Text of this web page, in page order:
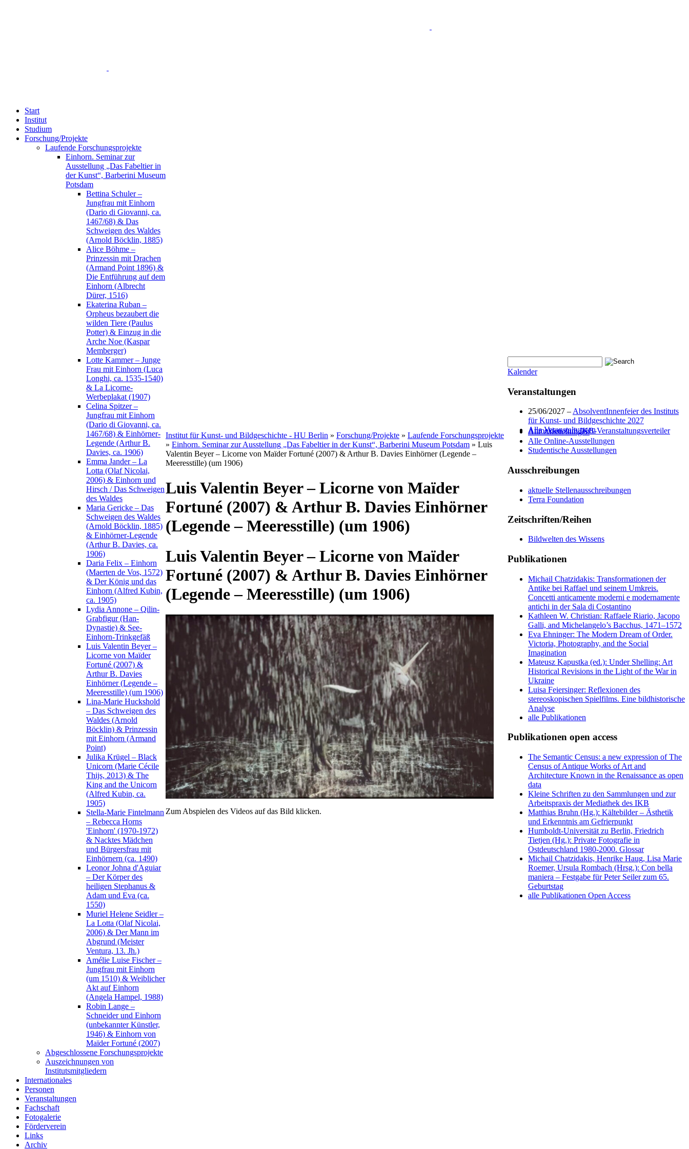
Start
Institut
Studium
Forschung/Projekte
Laufende Forschungsprojekte
Einhorn. Seminar zur
Ausstellung „Das Fabeltier in
der Kunst“, Barberini Museum
Potsdam
Bettina Schuler –
Jungfrau mit Einhorn
(Dario di Giovanni, ca.
1467/68) & Das
Schweigen des Waldes
(Arnold Böcklin, 1885)
Alice Böhme –
Prinzessin mit Drachen
(Armand Point 1896) &
Die Entführung auf dem
Einhorn (Albrecht
Dürer, 1516)
Ekaterina Ruban –
Orpheus bezaubert die
wilden Tiere (Paulus
Potter) & Einzug in die
Arche Noe (Kaspar
Memberger)
Lotte Kammer – Junge
Frau mit Einhorn (Luca
Longhi, ca. 1535-1540)
& La Licorne-
Werbeplakat (1907)
Celina Spitzer –
Jungfrau mit Einhorn
(Dario di Giovanni, ca.
1467/68) & Einhörner-
Legende (Arthur B.
Davies, ca. 1906)
Emma Jander – La
Lotta (Olaf Nicolai,
2006) & Einhorn und
Hirsch / Das Schweigen
des Waldes
Maria Gericke – Das
Schweigen des Waldes
(Arnold Böcklin, 1885)
& Einhörner-Legende
(Arthur B. Davies, ca.
1906)
Daria Felix – Einhorn
(Maerten de Vos, 1572)
& Der König und das
Einhorn (Alfred Kubin,
ca. 1905)
Lydia Annone – Qilin-
Grabfigur (Han-
Dynastie) & See-
Einhorn-Trinkgefäß
Luis Valentin Beyer –
Licorne von Maïder
Fortuné (2007) &
Arthur B. Davies
Einhörner (Legende –
Meeresstille) (um 1906)
Lina-Marie Huckshold
– Das Schweigen des
Waldes (Arnold
Böcklin) & Prinzessin
mit Einhorn (Armand
Point)
Julika Krügel – Black
Unicorn (Marie Cécile
Thijs, 2013) & The
King and the Unicorn
(Alfred Kubin, ca.
1905)
Stella-Marie Fintelmann
– Rebecca Horns
'Einhorn' (1970-1972)
& Nacktes Mädchen
und Bürgersfrau mit
Einhörnern (ca. 1490)
Leonor Johna d'Aguiar
– Der Körper des
heiligen Stephanus &
Adam und Eva (ca.
1550)
Muriel Helene Seidler –
La Lotta (Olaf Nicolai,
2006) & Der Mann im
Abgrund (Meister
Ventura, 13. Jh.)
Amélie Luise Fischer –
Jungfrau mit Einhorn
(um 1510) & Weiblicher
Akt auf Einhorn
(Angela Hampel, 1988)
Robin Lange –
Schneider und Einhorn
(unbekannter Künstler,
1946) & Einhorn von
Maïder Fortuné (2007)
Abgeschlossene Forschungsprojekte
Auszeichnungen von
Institutsmitgliedern
Internationales
Personen
Veranstaltungen
Fachschaft
Fotogalerie
Förderverein
Links
Archiv
Institut für Kunst- und Bildgeschichte - HU Berlin » Forschung/Projekte » Laufende Forschungsprojekte
» Einhorn. Seminar zur Ausstellung „Das Fabeltier in der Kunst“, Barberini Museum Potsdam » Luis
Valentin Beyer – Licorne von Maïder Fortuné (2007) & Arthur B. Davies Einhörner (Legende –
Meeresstille) (um 1906)
Luis Valentin Beyer – Licorne von Maïder
Fortuné (2007) & Arthur B. Davies Einhörner
(Legende – Meeresstille) (um 1906)
Luis Valentin Beyer – Licorne von Maïder
Fortuné (2007) & Arthur B. Davies Einhörner
(Legende – Meeresstille) (um 1906)
Zum Abspielen des Videos auf das Bild klicken.
Kalender
Veranstaltungen
25/06/2027 –AbsolventInnenfeier des Instituts
für Kunst- und Bildgeschichte 2027
Alle Veranstaltungen
Anmelden zum IKB-Veranstaltungsverteiler
Alle Ausstellungen
Alle Online-Ausstellungen
Studentische Ausstellungen
Ausschreibungen
aktuelle Stellenausschreibungen
Terra Foundation
Zeitschriften/Reihen
Bildwelten des Wissens
Publikationen
Michail Chatzidakis: Transformationen der
Antike bei Raffael und seinem Umkreis.
Concetti anticamente moderni e modernamente
antichi in der Sala di Costantino
Kathleen W. Christian: Raffaele Riario, Jacopo
Galli, and Michelangelo’s Bacchus, 1471–1572
Eva Ehninger: The Modern Dream of Order.
Victoria, Photography, and the Social
Imagination
Mateusz Kapustka (ed.): Under Shelling: Art
Historical Revisions in the Light of the War in
Ukraine
Luisa Feiersinger: Reflexionen des
stereoskopischen Spielfilms. Eine bildhistorische
Analyse
alle Publikationen
Publikationen open access
The Semantic Census: a new expression of The
Census of Antique Works of Art and
Architecture Known in the Renaissance as open
data
Kleine Schriften zu den Sammlungen und zur
Arbeitspraxis der Mediathek des IKB
Matthias Bruhn (Hg.): Kältebilder – Ästhetik
und Erkenntnis am Gefrierpunkt
Humboldt-Universität zu Berlin, Friedrich
Tietjen (Hg.): Private Fotografie in
Ostdeutschland 1980-2000. Glossar
Michail Chatzidakis, Henrike Haug, Lisa Marie
Roemer, Ursula Rombach (Hrsg.): Con bella
maniera – Festgabe für Peter Seiler zum 65.
Geburtstag
alle Publikationen Open Access